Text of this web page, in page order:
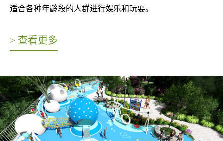
适合各种年龄段的人群进行娱乐和玩耍。
> 查看更多